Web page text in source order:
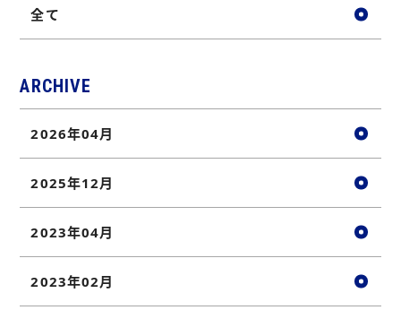
全て
ARCHIVE
2026年04月
2025年12月
2023年04月
2023年02月